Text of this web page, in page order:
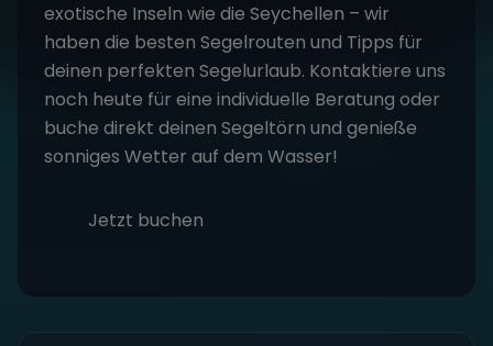
exotische Inseln wie die Seychellen – wir
haben die besten Segelrouten und Tipps für
deinen perfekten Segelurlaub. Kontaktiere uns
noch heute für eine individuelle Beratung oder
buche direkt deinen Segeltörn und genieße
sonniges Wetter auf dem Wasser!
Jetzt buchen